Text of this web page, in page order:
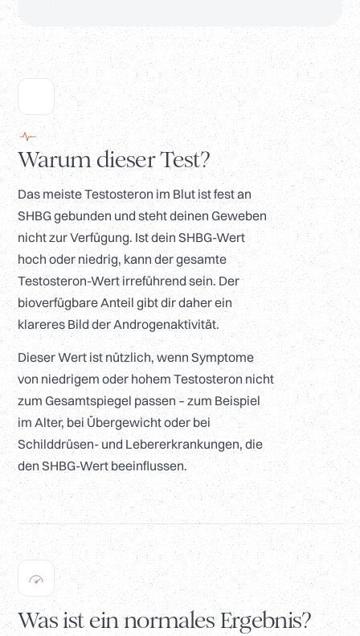
Warum dieser Test?
Das meiste Testosteron im Blut ist fest an
SHBG gebunden und steht deinen Geweben
nicht zur Verfügung. Ist dein SHBG-Wert
hoch oder niedrig, kann der gesamte
Testosteron-Wert irreführend sein. Der
bioverfügbare Anteil gibt dir daher ein
klareres Bild der Androgenaktivität.
Dieser Wert ist nützlich, wenn Symptome
von niedrigem oder hohem Testosteron nicht
zum Gesamtspiegel passen – zum Beispiel
im Alter, bei Übergewicht oder bei
Schilddrüsen- und Lebererkrankungen, die
den SHBG-Wert beeinflussen.
Was ist ein normales Ergebnis?